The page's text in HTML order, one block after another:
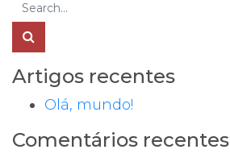
Artigos recentes
Olá, mundo!
Comentários recentes